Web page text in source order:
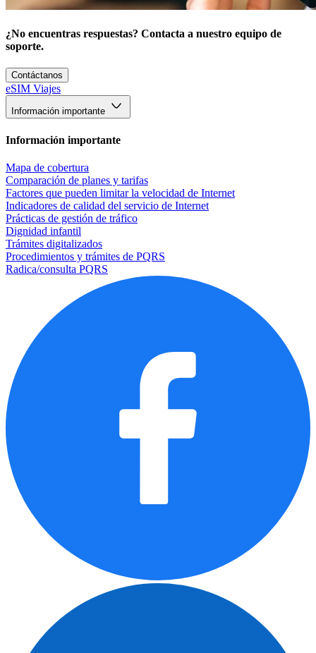
¿No encuentras respuestas? Contacta a nuestro equipo de
soporte.
Contáctanos
eSIM Viajes
Información importante
Información importante
Mapa de cobertura
Comparación de planes y tarifas
Factores que pueden limitar la velocidad de Internet
Indicadores de calidad del servicio de Internet
Prácticas de gestión de tráfico
Dignidad infantil
Trámites digitalizados
Procedimientos y trámites de PQRS
Radica/consulta PQRS